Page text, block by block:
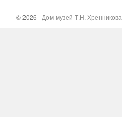
© 2026 - Дом-музей Т.Н. Хренникова